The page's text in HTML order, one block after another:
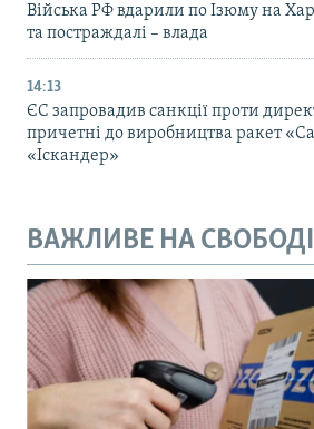
Війська РФ вдарили по Ізюму на
та постраждалі – влада
14:13
ЄС запровадив санкції проти
причетні до виробництва ракет
«Іскандер»
ВАЖЛИВЕ НА СВОБОДІ